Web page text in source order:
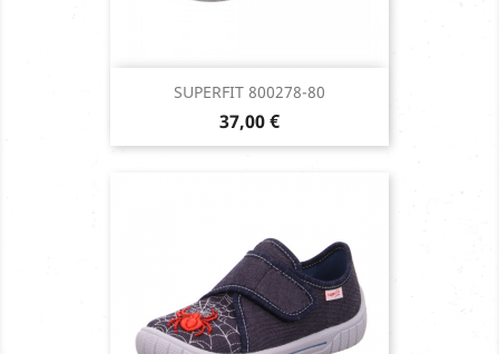
SUPERFIT 800278-80
Prix
37,00 €